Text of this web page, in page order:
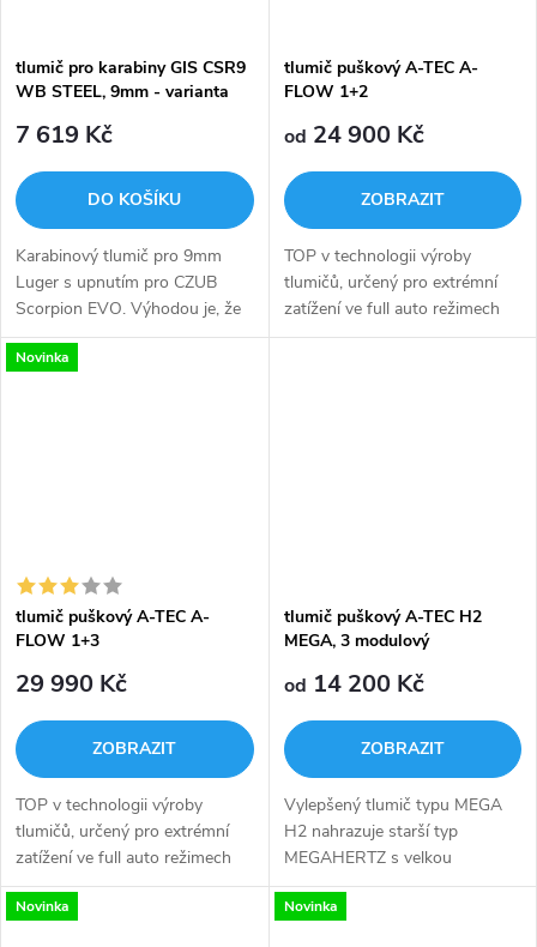
tlumič pro karabiny GIS CSR9
WB STEEL, 9mm - varianta
7 619 Kč
DO KOŠÍKU
Karabinový tlumič pro 9mm
Luger s upnutím pro CZUB
Scorpion EVO. Výhodou je, že
při nízké ceně je již osazení
koncovým dílem který pasuje
tlumič puškový A-TEC A-
FLOW 1+2
od 24 900 Kč
ZOBRAZIT
TOP v technologii výroby
tlumičů, určený pro extrémní
zatížení ve full auto režimech
střelby Unikátní patentovaná
Novinka
tlumič puškový A-TEC A-
FLOW 1+3
29 990 Kč
ZOBRAZIT
TOP v technologii výroby
tlumičů, určený pro extrémní
zatížení ve full auto režimech
střelby Unikátní patentovaná
technologie A-FLOW
tlumič puškový A-TEC H2
MEGA, 3 modulový
od 14 200 Kč
ZOBRAZIT
Vylepšený tlumič typu MEGA
H2 nahrazuje starší typ
MEGAHERTZ s velkou
účinností při prvním výstřelu
(ze studené hlavně). Je větší
Novinka Novinka